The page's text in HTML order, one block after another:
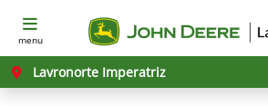
menu
Lavronorte Imperatriz